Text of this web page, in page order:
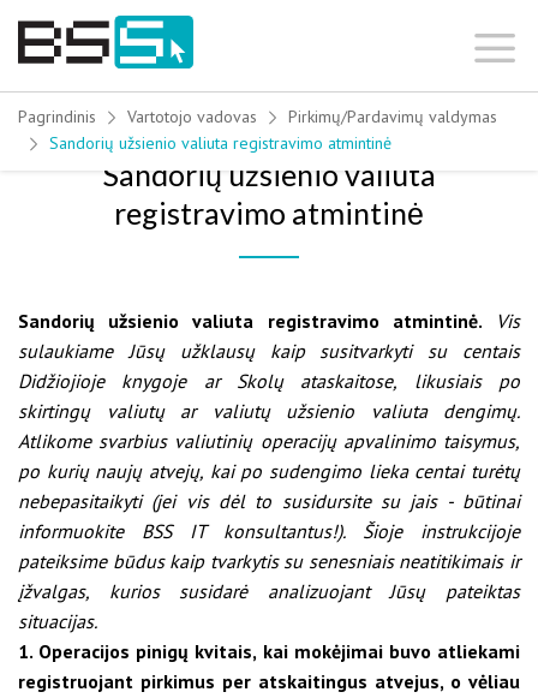
Skip
Pagrindinis Vartotojo vadovas
Pirkimų/Pardavimų valdymas
Sandorių užsienio valiuta registravimo atmintinė
Sandorių užsienio valiuta
registravimo atmintinė
Sandorių užsienio valiuta registravimo atmintinė.
Vis
sulaukiame Jūsų užklausų kaip susitvarkyti su centais
Didžiojioje knygoje ar Skolų ataskaitose, likusiais po
skirtingų valiutų ar valiutų užsienio valiuta dengimų.
Atlikome svarbius valiutinių operacijų apvalinimo taisymus,
po kurių naujų atvejų, kai po sudengimo lieka centai turėtų
nebepasitaikyti (jei vis dėl to susidursite su jais - būtinai
informuokite BSS IT konsultantus!). Šioje instrukcijoje
pateiksime būdus kaip tvarkytis su senesniais neatitikimais ir
įžvalgas, kurios susidarė analizuojant Jūsų pateiktas
situacijas.
1. Operacijos pinigų kvitais, kai mokėjimai buvo atliekami
registruojant pirkimus per atskaitingus atvejus, o vėliau